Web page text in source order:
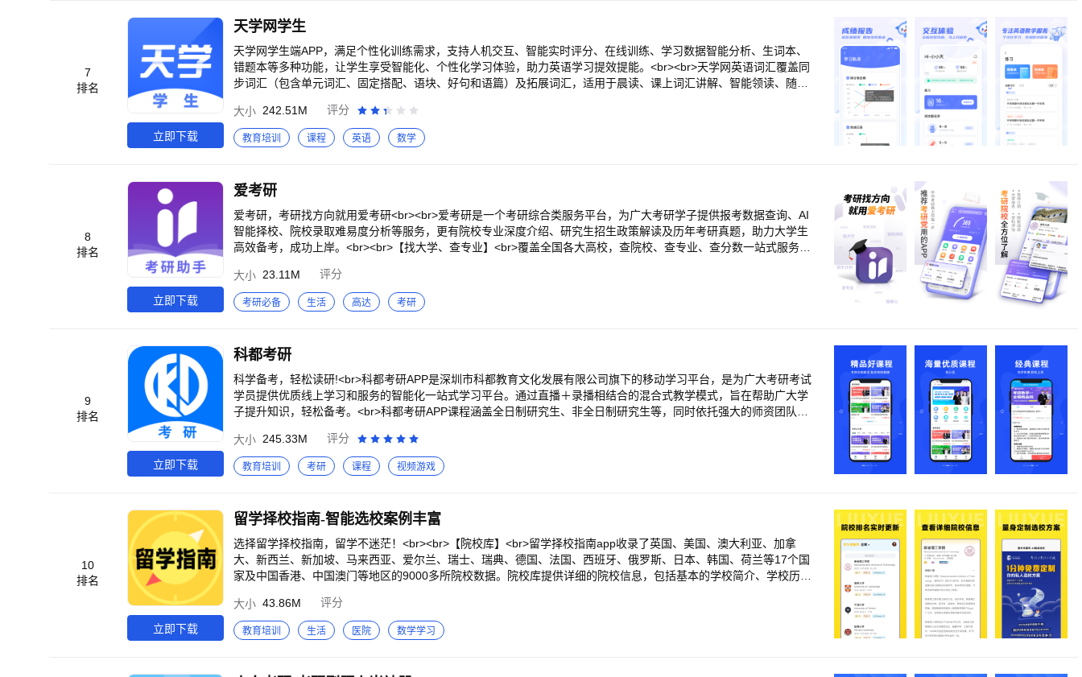
由创作，开源改编】 <br>超过百万的孩子在迷你星工场的创意社区上传自己的作品，互相分享交流创意和创作经验。
7
排名
立即下载
天学网学生
天学网学生端APP，满足个性化训练需求，支持人机交互、智能实时评分、在线训练、学习数据智能分析、生词本、
错题本等多种功能，让学生享受智能化、个性化学习体验，助力英语学习提效提能。<br><br>天学网英语词汇覆盖同
步词汇（包含单元词汇、固定搭配、语块、好句和语篇）及拓展词汇，适用于晨读、课上词汇讲解、智能领读、随堂
趣，帮助教师节省批改时间，减轻批改负担，实现精准教学与学生针对性巩固提升。<br><br>天学网英语听说产品覆
盖日常听说练习、期中期末考试、阶段模测、寒暑假听说训练以及中高考备考冲刺。天学网AI大模型为老师提供智能
测评与学情分析，提高课堂效率与教学辅导针对性，助力提升教学质量和学生学习效果。AI智能诊断，快速定位学生
英语听力产品为师生提供全听力教学与训练服务，覆盖课堂教学、课后训练、听力联考等场景。系统智能推送个性化
练习题，实现一人一测靶向训练，避免无效重复练习，高效提升听力水平。为教师提供学情分析，精准呈现班级共性
与个性问题，支持教师开展精准化个性化指导，解决教学难以兼顾个体差异的问题。<br><br>天学网英语作文智能批
改以AI技术为核心，深度融合校内英语写作教学场景，提供从智能批改、即时反馈到学情数据分析的全流程支持，助
力写作教学提质增效。以AI之力将教师从繁重机械的批改工作中解放出来，大幅提升批改效率。通过细粒度学情分
教。
大小 242.51M 评分
教育培训 课程 英语 数学
8
排名
立即下载
爱考研
爱考研，考研找方向就用爱考研<br><br>爱考研是一个考研综合类服务平台，为广大考研学子提供报考数据查询、AI
智能择校、院校录取难易度分析等服务，更有院校专业深度介绍、研究生招生政策解读及历年考研真题，助力大学生
高效备考，成功上岸。<br><br>【找大学、查专业】<br>覆盖全国各大高校，查院校、查专业、查分数一站式服务，
估、重点学科与优势专业，一看便知，帮考生快速选择目标院校。<br><br>【海量研讯，一站式获取】<br>考研时间
轴，及时提醒考研升学过程的重要时间节点。<br>研究生招录资讯实时更新，国家线、院校历年复试线、招生计划、
报考比等各类报考参考资讯一应俱全。<br>考研英语、考研政治、考研数学等历年真题持续更新中，所有你需要的、
填报方式与录取规则，快速匹配适合的研究生志愿。<br>结合考生跨校与跨专业情况、目标大学的院校层次、历年高
校录取数据，运用人工智能与大数据算法生成志愿填报建议，深度分析报考难度。<br><br>【高招直播咨询会】<br>
全国高校常年不间断做客直播间，零距离了解高校政策和学校情况。<br>高校招生主任在线直播详细解读招生政策、
王牌专业、人才培养模式等。<br>高校学长姐现身说法，介绍校园生活、社团活动等信息，给与考生研究生升学指
导。<br><br>爱考研，考研党必备APP。考研报考方向规划、院校招生政策、专业情况、导师资讯，一个APP就能全
大小 23.11M 评分
考研必备 生活 高达 考研
9
排名
立即下载
科都考研
科学备考，轻松读研!<br>科都考研APP是深圳市科都教育文化发展有限公司旗下的移动学习平台，是为广大考研考试
学员提供优质线上学习和服务的智能化一站式学习平台。通过直播＋录播相结合的混合式教学模式，旨在帮助广大学
子提升知识，轻松备考。<br>科都考研APP课程涵盖全日制研究生、非全日制研究生等，同时依托强大的师资团队、
不断为学员提供更多更好的智慧教育产品和服务，帮助更多的学员实现人生价值和梦想。<br>主要功能介绍<br>1、高
清视频<br>业界名师高清课程随时学，您与老师的距离近在咫尺，身临其境，再现真实生动的课堂场景；支持离线下
载功能，无网也能轻松学习，并配有学习日历，不错过任何一场直播课程；<br>2、实力派名师，全程陪伴<br>严选名
员—致好评；<br>4、移动课堂，随时随地学<br>便携式课堂，手机/PAD随时学，有效利用碎片时间，跨平台同步学
习记录，无缝衔接；
大小 245.33M 评分
教育培训 考研 课程 视频游戏
10
排名
立即下载
留学择校指南-智能选校案例丰富
选择留学择校指南，留学不迷茫！<br><br>【院校库】<br>留学择校指南app收录了英国、美国、澳大利亚、加拿
大、新西兰、新加坡、马来西亚、爱尔兰、瑞士、瑞典、德国、法国、西班牙、俄罗斯、日本、韩国、荷兰等17个国
家及中国香港、中国澳门等地区的9000多所院校数据。院校库提供详细的院校信息，包括基本的学校简介、学校历
br>基于用户输入的条件和偏好，通过智能算法计算出适合用户的留学院校。
大小 43.86M 评分
教育培训 生活 医院 数学学习